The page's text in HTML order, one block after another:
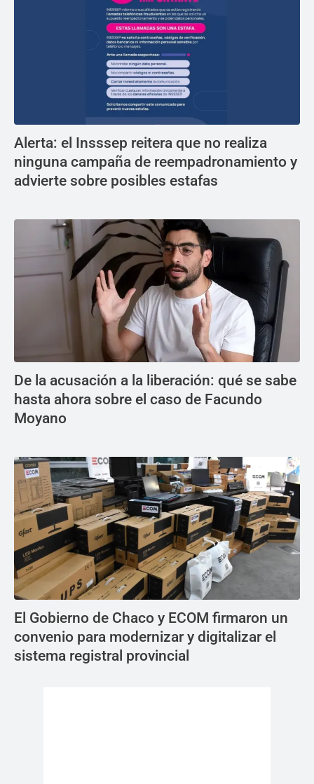
Alerta: el Insssep reitera que no realiza
ninguna campaña de reempadronamiento y
advierte sobre posibles estafas
De la acusación a la liberación: qué se sabe
hasta ahora sobre el caso de Facundo
Moyano
El Gobierno de Chaco y ECOM firmaron un
convenio para modernizar y digitalizar el
sistema registral provincial